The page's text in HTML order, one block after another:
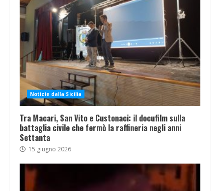
Notizie dalla Sicilia
Tra Macari, San Vito e Custonaci: il docufilm sulla
battaglia civile che fermò la raffineria negli anni
Settanta
15 giugno 2026